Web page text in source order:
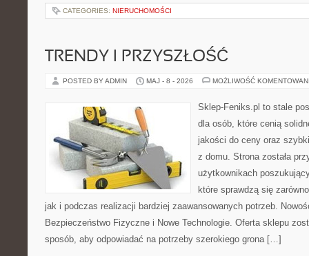
CATEGORIES: NIERUCHOMOŚCI
TRENDY I PRZYSZŁOŚĆ
POSTED BY ADMIN MAJ - 8 - 2026 MOŻLIWOŚĆ
Sklep-Feniks.pl to stale
dla osób, które cenią
jakości do ceny oraz
z domu. Strona została
użytkownikach
które sprawdzą się
jak i podczas realizacji bardziej zaawansowanych potrzeb.
Bezpieczeństwo Fizyczne i Nowe Technologie. Oferta sklepu
sposób, aby odpowiadać na potrzeby szerokiego grona […]